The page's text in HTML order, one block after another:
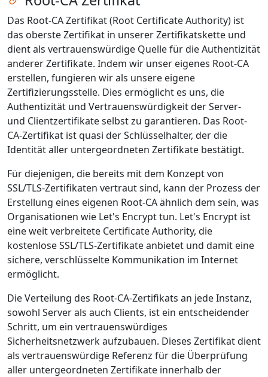
Das Root-CA Zertifikat (Root Certificate Authority) ist
das oberste Zertifikat in unserer Zertifikatskette und
dient als vertrauenswürdige Quelle für die Authentizität
anderer Zertifikate. Indem wir unser eigenes Root-CA
erstellen, fungieren wir als unsere eigene
Zertifizierungsstelle. Dies ermöglicht es uns, die
Authentizität und Vertrauenswürdigkeit der Server-
und Clientzertifikate selbst zu garantieren. Das Root-
CA-Zertifikat ist quasi der Schlüsselhalter, der die
Identität aller untergeordneten Zertifikate bestätigt.
Für diejenigen, die bereits mit dem Konzept von
SSL/TLS-Zertifikaten vertraut sind, kann der Prozess der
Erstellung eines eigenen Root-CA ähnlich dem sein, was
Organisationen wie Let's Encrypt tun. Let's Encrypt ist
eine weit verbreitete Certificate Authority, die
kostenlose SSL/TLS-Zertifikate anbietet und damit eine
sichere, verschlüsselte Kommunikation im Internet
ermöglicht.
Die Verteilung des Root-CA-Zertifikats an jede Instanz,
sowohl Server als auch Clients, ist ein entscheidender
Schritt, um ein vertrauenswürdiges
Sicherheitsnetzwerk aufzubauen. Dieses Zertifikat dient
als vertrauenswürdige Referenz für die Überprüfung
aller untergeordneten Zertifikate innerhalb der